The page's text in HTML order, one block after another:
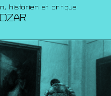
historien et critique